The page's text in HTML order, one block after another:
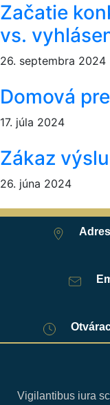
Začatie
vs.
26. septembra 2024
Domová
17. júla 2024
Zákaz
26. júna 2024
Vigilantibus iura